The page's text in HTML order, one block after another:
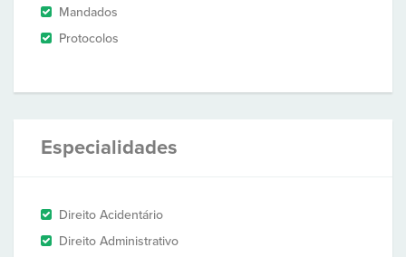
Mandados
Protocolos
Especialidades
Direito Acidentário
Direito Administrativo